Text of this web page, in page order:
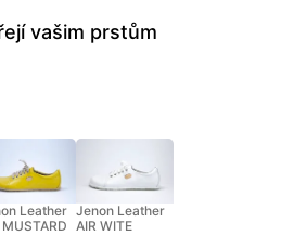
vašim prstům
Leather
MUSTARD
Jenon Leather
AIR WITE